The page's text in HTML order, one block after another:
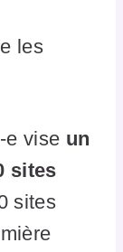
les
e vise un
sites
sites